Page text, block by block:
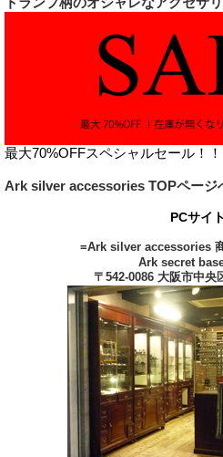
最大70%OFFスペシャルセール！！
Ark silver accessories TOPページ
PCサイト
=Ark silver accessories
Ark secret
〒542-0086 大阪市中央